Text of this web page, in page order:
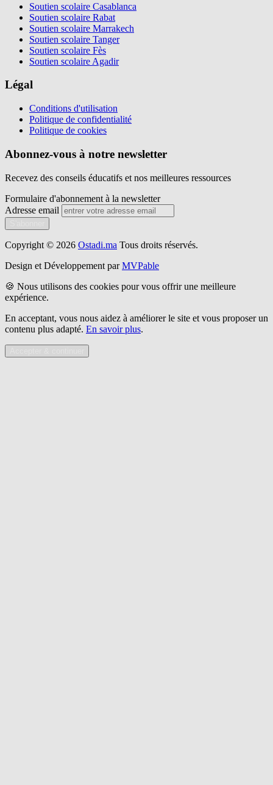
Soutien scolaire Casablanca
Soutien scolaire Rabat
Soutien scolaire Marrakech
Soutien scolaire Tanger
Soutien scolaire Fès
Soutien scolaire Agadir
Légal
Conditions d'utilisation
Politique de confidentialité
Politique de cookies
Abonnez-vous à notre newsletter
Recevez des conseils éducatifs et nos meilleures ressources
Formulaire d'abonnement à la newsletter
Adresse email
Copyright © 2026 Ostadi.ma Tous droits réservés.
Design et Développement par MVPable
🍪 Nous utilisons des cookies pour vous offrir une meilleure
expérience.
En acceptant, vous nous aidez à améliorer le site et vous proposer un
contenu plus adapté. En savoir plus.